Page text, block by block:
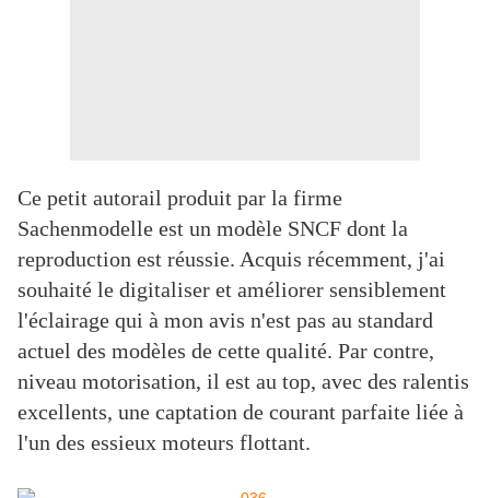
Ce petit autorail produit par la firme
Sachenmodelle est un modèle SNCF dont la
reproduction est réussie. Acquis récemment, j'ai
souhaité le digitaliser et améliorer sensiblement
l'éclairage qui à mon avis n'est pas au standard
actuel des modèles de cette qualité. Par contre,
niveau motorisation, il est au top, avec des ralentis
excellents, une captation de courant parfaite liée à
l'un des essieux moteurs flottant.